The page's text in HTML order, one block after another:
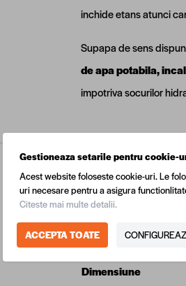
inchide etans atunci
Supapa de sens
de apa potabila,
impotriva socurilor
COD EAN
Producator
Dimensiune
Gestioneaza setarile pentru cookie-
Acest website foloseste cookie-uri. Le
uri necesare pentru a asigura
Citeste mai multe detalii.
ACCEPTA TOATE